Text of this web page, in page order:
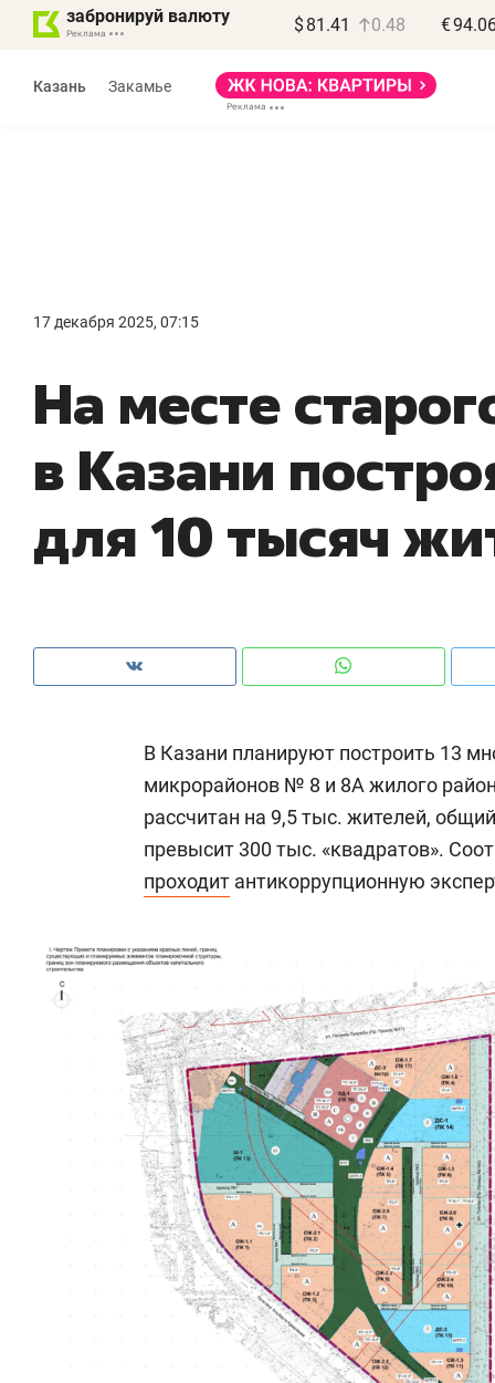
забронируй валюту $ 81.41 0.48 €
Казань Закамье
17 декабря 2025, 07:15
На месте
в Казани
для 10 тысяч
В Казани планируют построить 13
микрорайонов № 8 и 8А жилого
рассчитан на 9,5 тыс. жителей,
превысит 300 тыс. «квадратов».
проходит антикоррупционную
правил, бизнес может
потерять минимум
Как бизнесу выйти на зарубежные
рынки, почему надо знать аксакалов и
чем интересен Оман?
Рекомендуем
создают оазис жилого
комфорта под Казанью
Рекомендуем